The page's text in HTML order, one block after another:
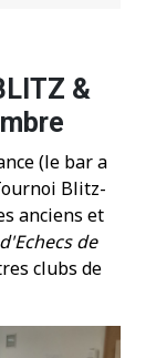
&
(le bar a
Blitz-
anciens et
de
clubs de